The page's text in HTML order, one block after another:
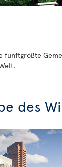
fünftgrößte
des